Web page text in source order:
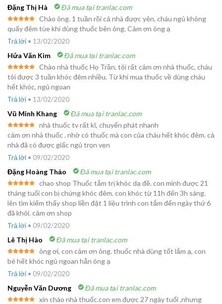
Đặng Thị Hà Đã mua tại tranlac.com
Được xếp
hạng 55
Chào ông. 1 tuần rồi cả nhà được yên, cháu ngủ không
quấy đêm tùe khi dùng thuốc bên ông. Cảm ơn ông ạ
Trả lời • 13/02/2020
Hứa Văn Kim Đã mua tại tranlac.com
Được xếp
hạng55
sao
Chào nhà thuốc Họ Trần, tôi rất cảm ơn nhà thuốc, cháu
tôi được 3 tuần khóc đêm nhiều. Từ khi mua thuốc về dùng cháu
hết khóc, ngủ ngoan
Trả lời • 13/02/2020
Vũ Minh Khang Đã mua tại tranlac.com
Được xếp
hạng 55
sao
nhà thuốc tv rất kĩ, chuyển phát nhanh
cảm ơn nhà thuốc . nhờ có thuốc mà con của cháu hết khóc đêm. cả
nhà đã có được giấc ngủ trọn vẹn
Trả lời • 09/02/2020
Đặng Hoàng Thảo Đã mua tại tranlac.com
Được xếp
hạng55
sao
chao shop Thuốc tắm trị khóc dạ đề. con mình được 21
tháng tuổi con bị chứng khóc đêm. con khóc từ 11h đến 3h sáng.
lên tìm kiếm thấy shop liền đặt 1 liệu trình con tắm đến ngày thứ 6
đã khỏi. cảm ơn shop
Trả lời • 09/02/2020
Lê Thị Hào Đã mua tại tranlac.com
Được xếp
hạng55
ông ơi, con cảm ơn ông. thuốc nhà dùng tốt lắm ạ, con
bé hết khóc ngủ ngoan hẳn ông ạ
Trả lời • 09/02/2020
Nguyễn Văn Dương Đã mua tại tranlac.com
xin chào nhà thuốc.con em được 27 ngày tuổi ,nhưng